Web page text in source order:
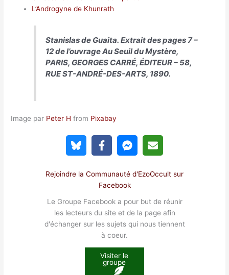
L’Androgyne de Khunrath
Stanislas de Guaita. Extrait des pages 7 –
12 de l’ouvrageAu Seuil du Mystère,
PARIS, GEORGES CARRÉ, ÉDITEUR – 58,
RUE ST-ANDRÉ-DES-ARTS, 1890.
Image par Peter H from Pixabay
Rejoindre la Communauté d'EzoOccult sur
Facebook
Le Groupe Facebook a pour but de réunir
les lecteurs du site et de la page afin
d'échanger sur les sujets qui nous tiennent
à coeur.
Visiter le
groupe